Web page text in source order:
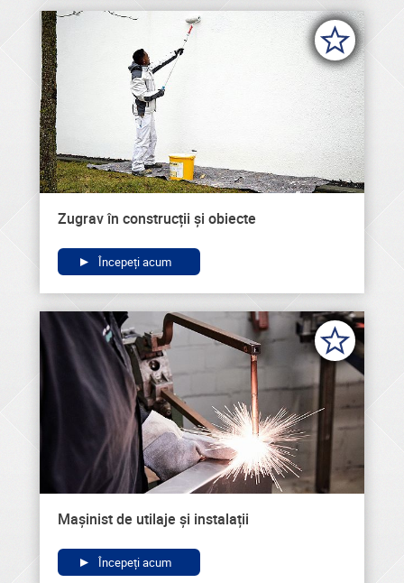
Zugrav în construcții și obiecte
Începeți acum
Mașinist de utilaje și instalații
Începeți acum